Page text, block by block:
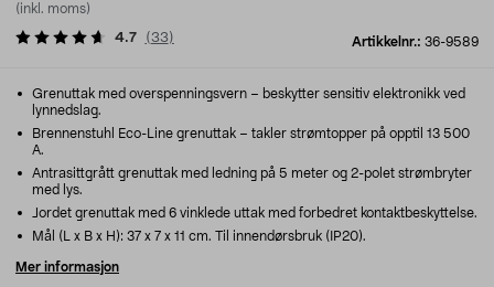
(inkl. moms)
Artikkelnr.: 36-9589
4.7 (33)
Grenuttak med overspenningsvern – beskytter sensitiv elektronikk ved
lynnedslag.
Brennenstuhl Eco-Line grenuttak – takler strømtopper på opptil 13 500
A.
Antrasittgrått grenuttak med ledning på 5 meter og 2-polet strømbryter
med lys.
Jordet grenuttak med 6 vinklede uttak med forbedret kontaktbeskyttelse.
Mål (L x B x H): 37 x 7 x 11 cm. Til innendørsbruk (IP20).
Mer informasjon